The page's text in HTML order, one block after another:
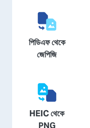
পিডিএফ থেকে
জেপিজি
HEIC থেকে
PNG